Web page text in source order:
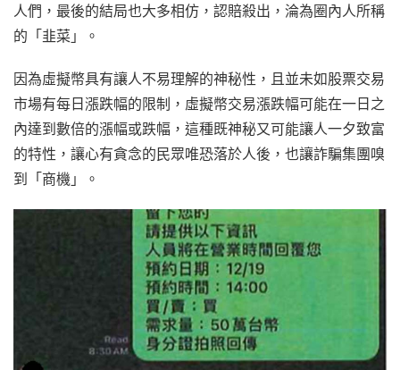
人們，最後的結局也大多相仿，認賠殺出，淪為圈內人所稱
的「韭菜」。
因為虛擬幣具有讓人不易理解的神秘性，且並未如股票交易
市場有每日漲跌幅的限制，虛擬幣交易漲跌幅可能在一日之
內達到數倍的漲幅或跌幅，這種既神秘又可能讓人一夕致富
的特性，讓心有貪念的民眾唯恐落於人後，也讓詐騙集團嗅
到「商機」。